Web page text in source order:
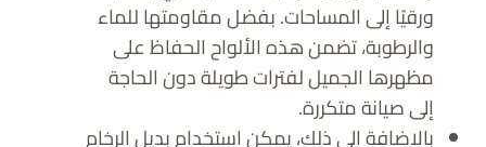
ورقيًا إلى المساحات. بفضل مقاومتها للماء
والرطوبة، تضمن هذه الألواح الحفاظ على
مظهرها الجميل لفترات طويلة دون الحاجة
إلى صيانة متكررة.
بالإضافة إلى ذلك، يمكن استخدام بديل الرخام